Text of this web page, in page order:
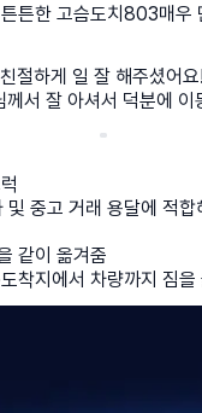
튼튼한 고슴도치803매우
절하게 일 잘 해주셨어
께서 잘 아셔서 덕분에 이
및 중고 거래 용달에 적합
같이 옮겨줌
착지에서 차량까지 짐